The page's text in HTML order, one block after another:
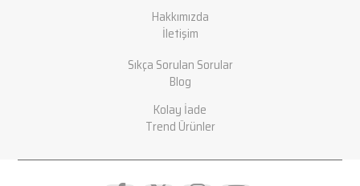
Hakkımızda
İletişim
Sıkça Sorulan Sorular
Blog
Kolay İade
Trend Ürünler